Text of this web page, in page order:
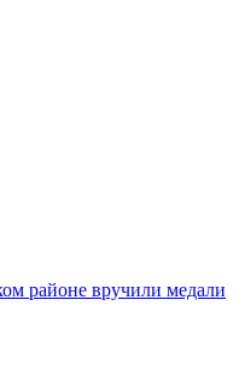
районе вручили медали